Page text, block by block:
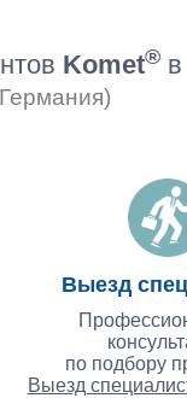
Komet®в
Выезд
по подбору
Выезд